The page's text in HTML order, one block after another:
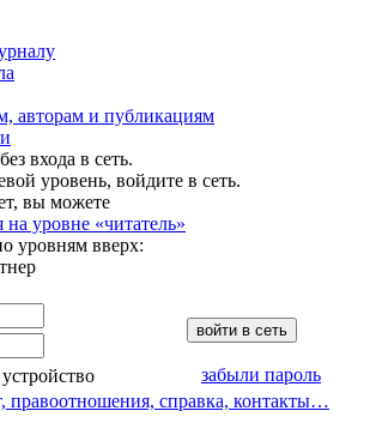
авторам и публикациям
входа в сеть.
уровень, войдите в сеть.
вы можете
на уровне «читатель»
уровням вверх:
забыли пароль
правоотношения, справка, контакты…